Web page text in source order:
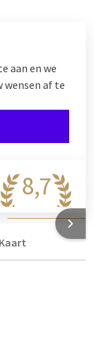
onze zalen
personen.
aan en we
wensen af te
8,7
Kaart